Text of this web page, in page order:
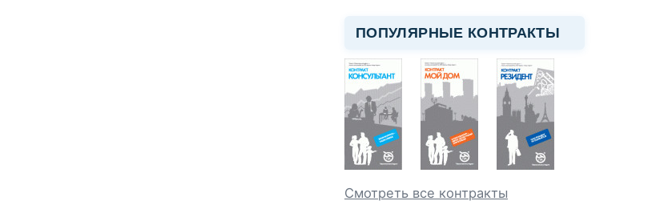
ПОПУЛЯРНЫЕ КОНТРАКТЫ
Смотреть все контракты